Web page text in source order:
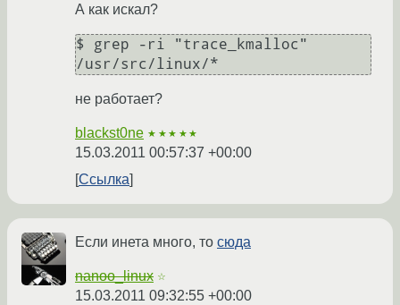
А как искал?
$ grep -ri "trace_kmalloc"
/usr/src/linux/*
не работает?
blackst0ne ★★★★★
15.03.2011 00:57:37 +00:00
Ссылка
Если инета много, то сюда
nanoo_linux ☆
15.03.2011 09:32:55 +00:00